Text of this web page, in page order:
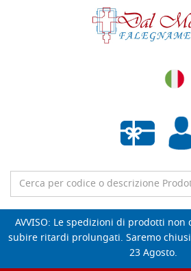
Wishlist
AVVISO: Le spedizioni di prodotti
subire ritardi prolungati. Saremo
23 Agosto.